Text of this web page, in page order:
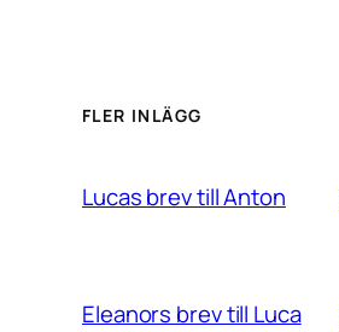
FLER INLÄGG
Lucas brev till Anton
Eleanors brev till Luca